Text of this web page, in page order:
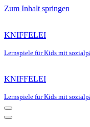
Zum Inhalt springen
KNIFFELEI
Lernspiele für Kids mit
KNIFFELEI
Lernspiele für Kids mit
Navigationsmenü
Navigationsmenü